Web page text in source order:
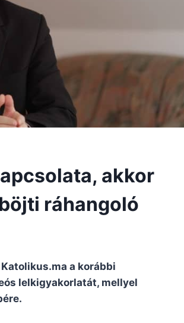
akkor
ráhangoló
a korábbi
lelkigyakorlatát, mellyel